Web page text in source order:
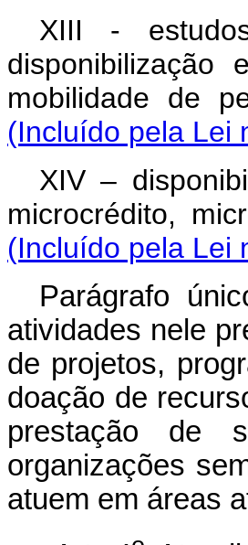
XIII -
disponibilização
mobilidade de
(Incluído pela Lei
XIV –
microcrédito,
(Incluído pela Lei
Parágrafo
atividades nele
de projetos,
doação de
prestação de
organizações
atuem em áreas